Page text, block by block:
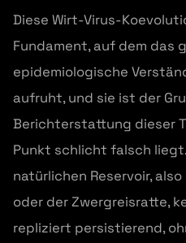
Diese Wirt-Virus-
Fundament, auf dem das
epidemiologische
aufruht, und sie ist der
Berichterstattung dieser
Punkt schlicht falsch
natürlichen Reservoir,
oder der Zwergreisratte,
repliziert persistierend,